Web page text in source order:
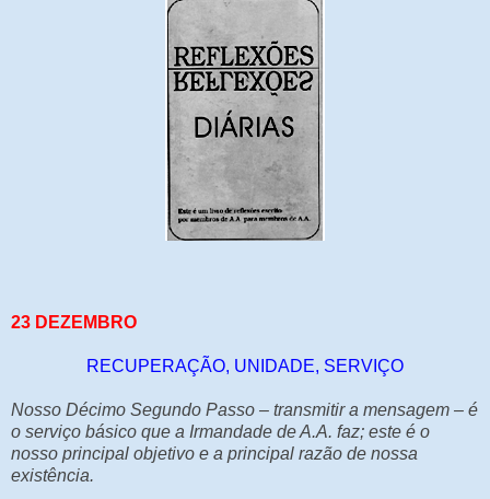
23 DEZEMBRO
RECUPERAÇÃO, UNIDADE, SERVIÇO
Nosso Décimo Segundo Passo – transmitir a mensagem – é
o serviço básico que a Irmandade de A.A. faz; este é o
nosso principal objetivo e a principal razão de nossa
existência.